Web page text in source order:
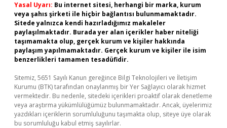
Yasal Uyarı: Bu internet sitesi, herhangi bir marka, kurum
veya şahıs şirketi ile hiçbir bağlantısı bulunmamaktadır.
Sitede yalnızca kendi hazırladığımız makaleler
paylaşılmaktadır. Burada yer alan içerikler haber niteliği
taşımamakta olup, gerçek kurum ve kişiler hakkında
paylaşım yapılmamaktadır. Gerçek kurum ve kişiler ile isim
benzerlikleri tamamen tesadüfidir.
Sitemiz, 5651 Sayılı Kanun gereğince Bilgi Teknolojileri ve İletişim
Kurumu (BTK) tarafından onaylanmış bir Yer Sağlayıcı olarak hizmet
vermektedir. Bu nedenle, sitedeki içerikleri proaktif olarak denetleme
veya araştırma yükümlülüğümüz bulunmamaktadır. Ancak, üyelerimiz
yazdıkları içeriklerin sorumluluğunu taşımakta olup, siteye üye olarak
bu sorumluluğu kabul etmiş sayılırlar.